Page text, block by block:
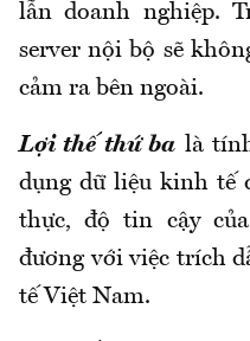
lẫn doanh nghiệp.
server nội bộ sẽ
cảm ra bên ngoài.
Lợi thế thứ ba là
dụng dữ liệu kinh tế
thực, độ tin cậy
đương với việc trích
tế Việt Nam.